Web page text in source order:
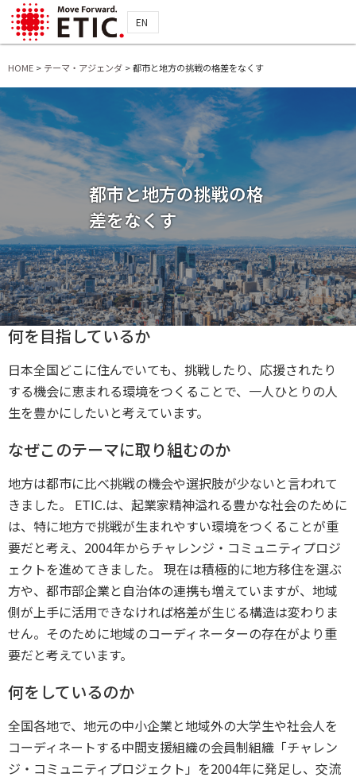
EN
HOME > テーマ・アジェンダ >都市と地方の挑戦の格差をなくす
都市と地方の挑戦の格
差をなくす
何を目指しているか
日本全国どこに住んでいても、挑戦したり、応援されたり
する機会に恵まれる環境をつくることで、一人ひとりの人
生を豊かにしたいと考えています。
なぜこのテーマに取り組むのか
地方は都市に比べ挑戦の機会や選択肢が少ないと言われて
きました。 ETIC.は、起業家精神溢れる豊かな社会のために
は、特に地方で挑戦が生まれやすい環境をつくることが重
要だと考え、2004年からチャレンジ・コミュニティプロジ
ェクトを進めてきました。 現在は積極的に地方移住を選ぶ
方や、都市部企業と自治体の連携も増えていますが、地域
側が上手に活用できなければ格差が生じる構造は変わりま
せん。そのために地域のコーディネーターの存在がより重
要だと考えています。
何をしているのか
全国各地で、地元の中小企業と地域外の大学生や社会人を
コーディネートする中間支援組織の会員制組織「チャレン
ジ・コミュニティプロジェクト」を2004年に発足し、交流